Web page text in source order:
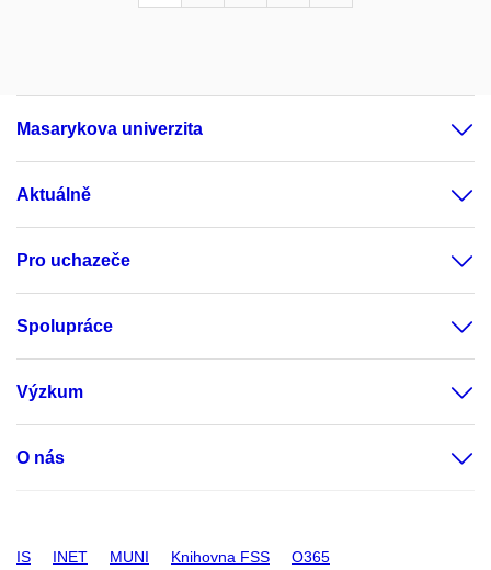
Masarykova univerzita
Aktuálně
Pro uchazeče
Spolupráce
Výzkum
O nás
IS INET MUNI Knihovna FSS O365